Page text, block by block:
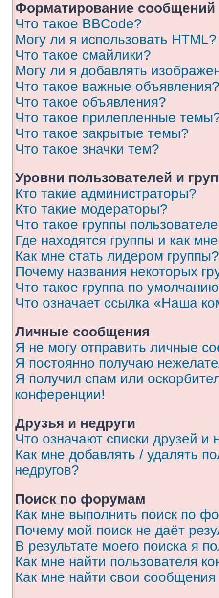
Форматирование
Что такое BBCode?
Могу ли я использовать HTML?
Что такое смайлики?
Могу ли я добавлять
Что такое важные объявления?
Что такое объявления?
Что такое прилепленные
Что такое закрытые темы?
Что такое значки тем?
Уровни пользователей и
Кто такие администраторы?
Кто такие модераторы?
Что такое группы
Где находятся группы и как
Как мне стать лидером группы?
Почему названия некоторых
Что такое группа по
Что означает ссылка «Наша
Личные сообщения
Я не могу отправить личные
Я постоянно получаю
Я получил спам или
конференции!
Друзья и недруги
Что означают списки друзей и
Как мне добавлять / удалять
недругов?
Поиск по форумам
Как мне выполнить поиск по
Почему мой поиск не даёт
В результате моего поиска я
Как мне найти пользователя
Как мне найти свои